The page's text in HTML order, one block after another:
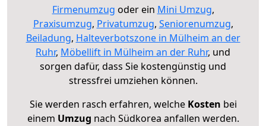
Firmenumzug oder ein Mini Umzug,
Praxisumzug, Privatumzug, Seniorenumzug,
Beiladung, Halteverbotszone in Mülheim an der
Ruhr, Möbellift in Mülheim an der Ruhr, und
sorgen dafür, dass Sie kostengünstig und
stressfrei umziehen können.
Sie werden rasch erfahren, welche Kosten bei
einem Umzug nach Südkorea anfallen werden.